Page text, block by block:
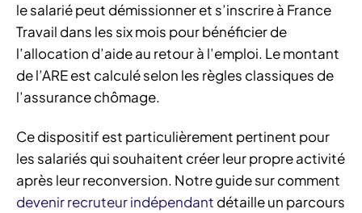
le salarié peut démissionner et s’inscrire à France
Travail dans les six mois pour bénéficier de
l’allocation d’aide au retour à l’emploi. Le montant
de l’ARE est calculé selon les règles classiques de
l’assurance chômage.
Ce dispositif est particulièrement pertinent pour
les salariés qui souhaitent créer leur propre activité
après leur reconversion. Notre guide sur comment
devenir recruteur indépendant détaille un parcours